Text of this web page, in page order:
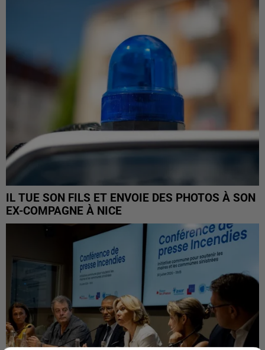
IL TUE SON FILS ET ENVOIE DES PHOTOS À SON
EX-COMPAGNE À NICE